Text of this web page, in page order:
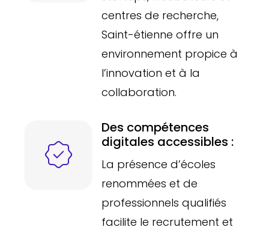
centres de recherche,
Saint-étienne offre un
environnement propice à
l’innovation et à la
collaboration.
Des compétences
digitales accessibles :
La présence d’écoles
renommées et de
professionnels qualifiés
facilite le recrutement et